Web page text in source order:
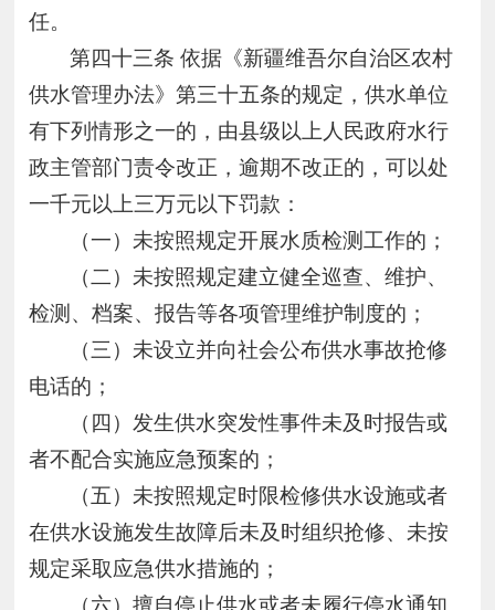
任。
第四十三条 依据《新疆维吾尔自治区农村
供水管理办法》第三十五条的规定，供水单位
有下列情形之一的，由县级以上人民政府水行
政主管部门责令改正，逾期不改正的，可以处
一千元以上三万元以下罚款：
（一）未按照规定开展水质检测工作的；
（二）未按照规定建立健全巡查、维护、
检测、档案、报告等各项管理维护制度的；
（三）未设立并向社会公布供水事故抢修
电话的；
（四）发生供水突发性事件未及时报告或
者不配合实施应急预案的；
（五）未按照规定时限检修供水设施或者
在供水设施发生故障后未及时组织抢修、未按
规定采取应急供水措施的；
（六）擅自停止供水或者未履行停水通知